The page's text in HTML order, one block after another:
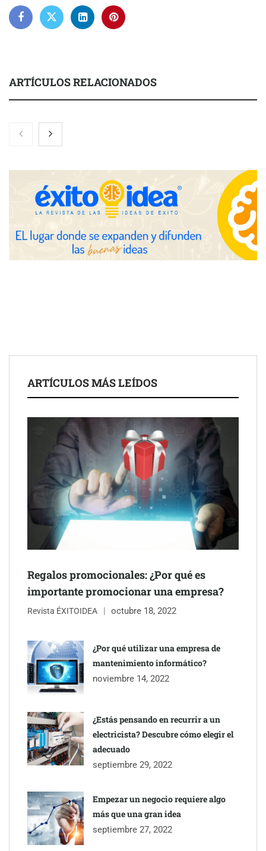
ARTÍCULOS RELACIONADOS
Nicols presenta seis modelos de anillos de compromiso para el
eclipse solar del 12 de agosto
Zoomex mejora su Strategy Center con herramientas
avanzadas para trading estratégico
COMPALISS de LYSOTRIC: cuando un solo producto multiplica
las posibilidades del salón profesional
Schaeffler mejora su rentabilidad en el primer semestre de 2026
NOVA: innovación y diseño que transforman espacios de la
mano de Tormo Franquicias
ARTÍCULOS MÁS LEÍDOS
Regalos promocionales: ¿Por qué es
importante promocionar una empresa?
Revista ÉXITOIDEA octubre 18, 2022
¿Por qué utilizar una empresa de
mantenimiento informático?
noviembre 14, 2022
¿Estás pensando en recurrir a un
electricista? Descubre cómo elegir el
adecuado
septiembre 29, 2022
Empezar un negocio requiere algo
más que una gran idea
septiembre 27, 2022